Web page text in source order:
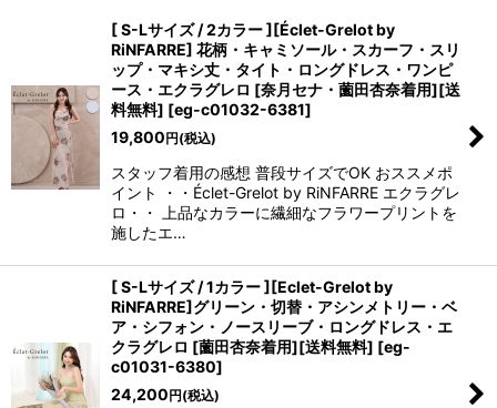
絞り込む
[ S-Lサイズ / 2カラー ][Éclet-Grelot by
RiNFARRE] 花柄・キャミソール・スカーフ・スリ
ップ・マキシ丈・タイト・ロングドレス・ワンピ
ース・エクラグレロ [奈月セナ・薗田杏奈着用][送
料無料] [eg-c01032-6381]
19,800円(税込)
スタッフ着用の感想 普段サイズでOK おススメポ
イント ・・Éclet-Grelot by RiNFARRE エクラグレ
ロ・・ 上品なカラーに繊細なフラワープリントを
施したエ…
[ S-Lサイズ / 1カラー ][Eclet-Grelot by
RiNFARRE]グリーン・切替・アシンメトリー・ベ
ア・シフォン・ノースリーブ・ロングドレス・エ
クラグレロ [薗田杏奈着用][送料無料] [eg-
c01031-6380]
24,200円(税込)